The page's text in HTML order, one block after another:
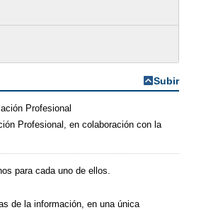
Subir
Profesional
Profesional, en colaboración con la
para cada uno de ellos.
de la información, en una única